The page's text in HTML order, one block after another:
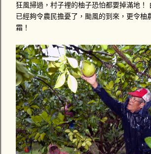
狂風掃過，村子裡的柚子恐怕都要掉滿地！
已經夠令農民擔憂了，颱風的到來，更令柚
霜！